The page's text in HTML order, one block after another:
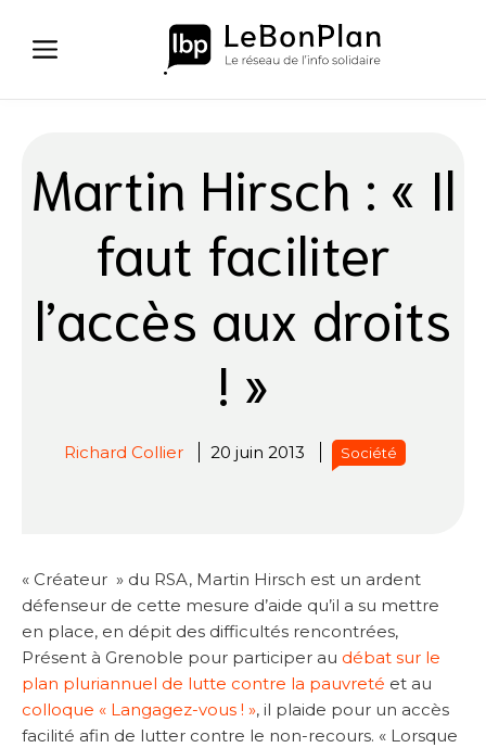
contenu
Martin Hirsch : « Il
faut faciliter
l’accès aux droits
! »
Richard Collier 20 juin 2013 Société
« Créateur » du RSA, Martin Hirsch est un ardent
défenseur de cette mesure d’aide qu’il a su mettre
en place, en dépit des difficultés rencontrées,
Présent à Grenoble pour participer au débat sur le
plan pluriannuel de lutte contre la pauvreté et au
colloque « Langagez-vous ! », il plaide pour un accès
facilité afin de lutter contre le non-recours. « Lorsque